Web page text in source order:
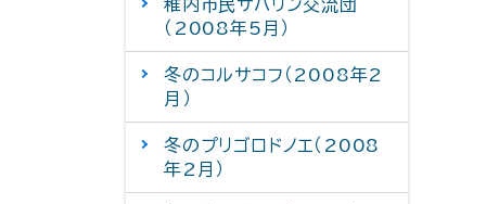
稚内市民サハリン交流団
（2008年5月）
冬のコルサコフ（2008年2
月）
冬のプリゴロドノエ（2008
年2月）